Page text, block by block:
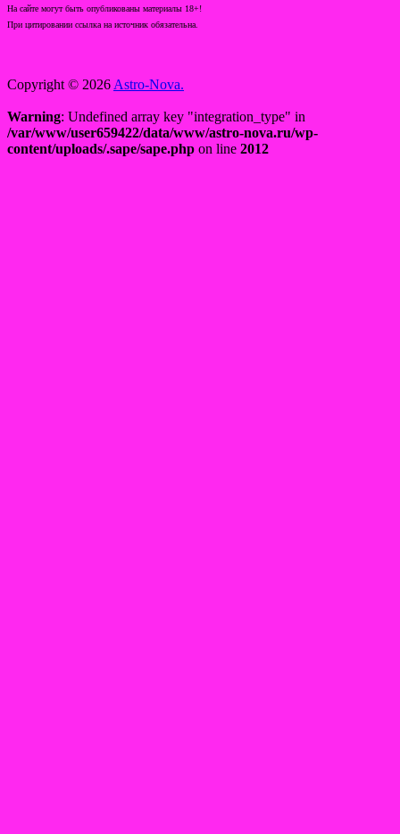
На сайте могут быть опубликованы материалы 18+!
При цитировании ссылка на источник обязательна.
Copyright © 2026 Astro-Nova.
Warning: Undefined array key "integration_type" in
/var/www/user659422/data/www/astro-nova.ru/wp-
content/uploads/.sape/sape.php on line 2012